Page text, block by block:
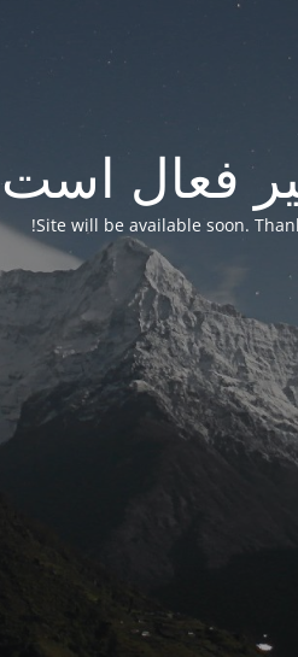
فعال است
Site will be available soon.